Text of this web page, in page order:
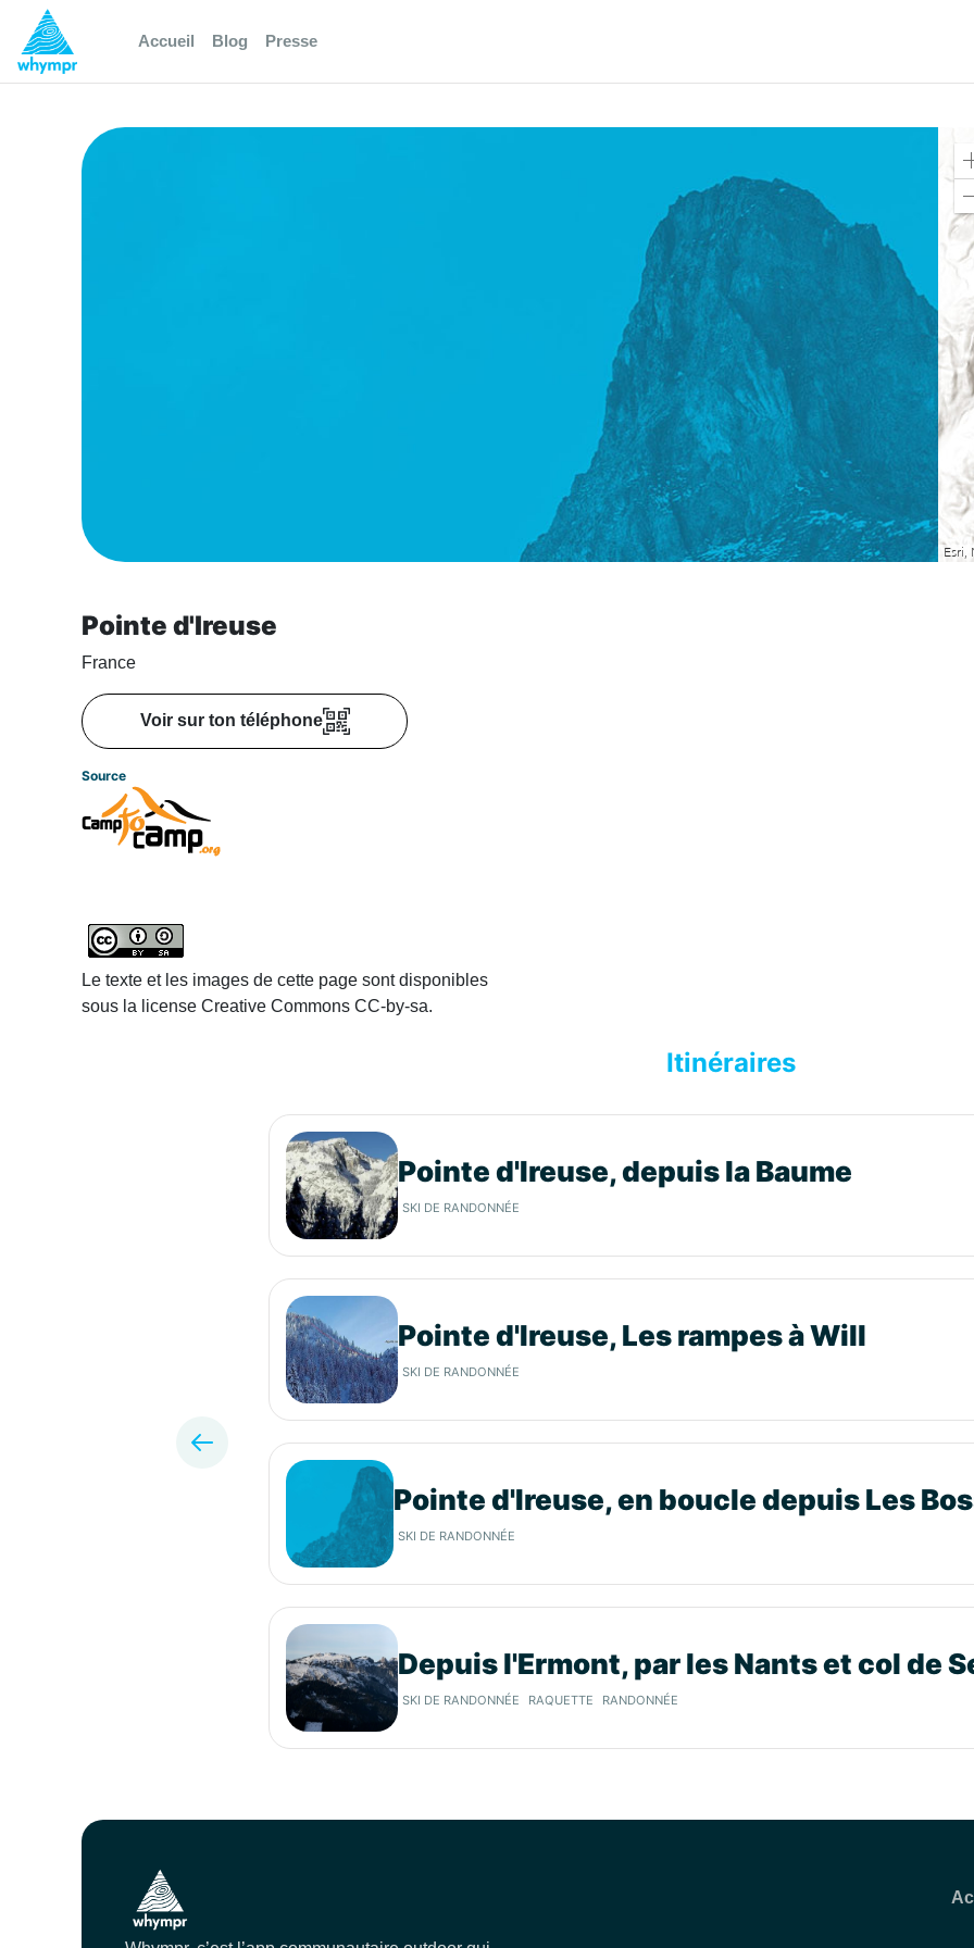
Accueil Blog Presse
Pointe d'Ireuse
France
Voir sur ton téléphone
Source
Le texte et les images de cette page sont disponibles
sous la license Creative Commons CC-by-sa.
Itinéraires
Pointe d'Ireuse, depuis la Baume
SKI DE RANDONNÉE
Pointe d'Ireuse, Les rampes à Will
SKI DE RANDONNÉE
Pointe d'Ireuse, en boucle depuis Les
SKI DE RANDONNÉE
Depuis l'Ermont, par les Nants et col de
SKI DE RANDONNÉE RAQUETTE RANDONNÉE